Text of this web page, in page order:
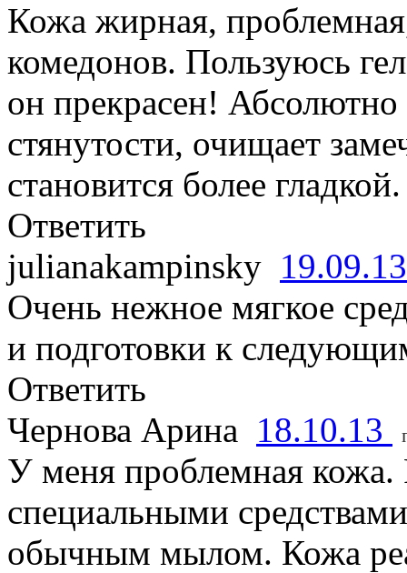
Кожа жирная,
комедонов. Пользуюсь
он прекрасен! Абсолютно
стянутости, очищает
становится более гладкой.
Ответить
julianakampinsky
Очень нежное мягкое
и подготовки к
Ответить
Чернова Арина 18.10.13
У меня проблемная
специальными
обычным мылом. Кожа